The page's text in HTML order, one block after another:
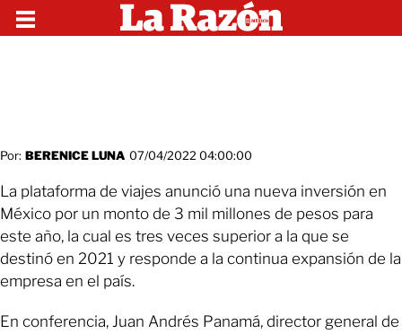
Por: BERENICE LUNA 07/04/2022 04:00:00
La plataforma de viajes anunció una nueva inversión en
México por un monto de 3 mil millones de pesos para
este año, la cual es tres veces superior a la que se
destinó en 2021 y responde a la continua expansión de la
empresa en el país.
En conferencia, Juan Andrés Panamá, director general de